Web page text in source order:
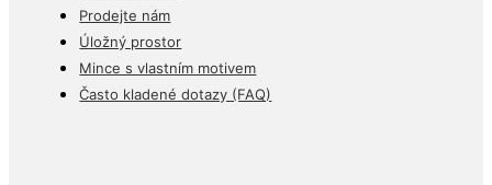
Prodejte nám
Úložný prostor
Mince s vlastním motivem
Často kladené dotazy (FAQ)